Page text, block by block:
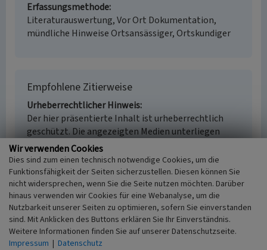
Erfassungsmethode
Literaturauswertung, Vor Ort Dokumentation,
mündliche Hinweise Ortsansässiger, Ortskundiger
Empfohlene Zitierweise
Urheberrechtlicher Hinweis
Der hier präsentierte Inhalt ist urheberrechtlich
geschützt. Die angezeigten Medien unterliegen
möglicherweise zusätzlichen urheberrechtlichen
Bedingungen, die an diesen ausgewiesen sind.
Empfohlene Zitierweise
Gemeinde Bornheim, Egon Ehmer: „Ortsgemeinde
Bornheim”. In: KuLaDig, Kultur.Landschaft.Digital.
URL:https://www.kuladig.de/Objektansicht/KLD-
352154(Abgerufen: 6. August 2026)
Wir verwenden Cookies
Dies sind zum einen technisch notwendige Cookies, um die
Funktionsfähigkeit der Seiten sicherzustellen. Diesen können Sie
nicht widersprechen, wenn Sie die Seite nutzen möchten. Darüber
hinaus verwenden wir Cookies für eine Webanalyse, um die
Nutzbarkeit unserer Seiten zu optimieren, sofern Sie einverstanden
sind. Mit Anklicken des Buttons erklären Sie Ihr Einverständnis.
Weitere Informationen finden Sie auf unserer Datenschutzseite.
Impressum | Datenschutz